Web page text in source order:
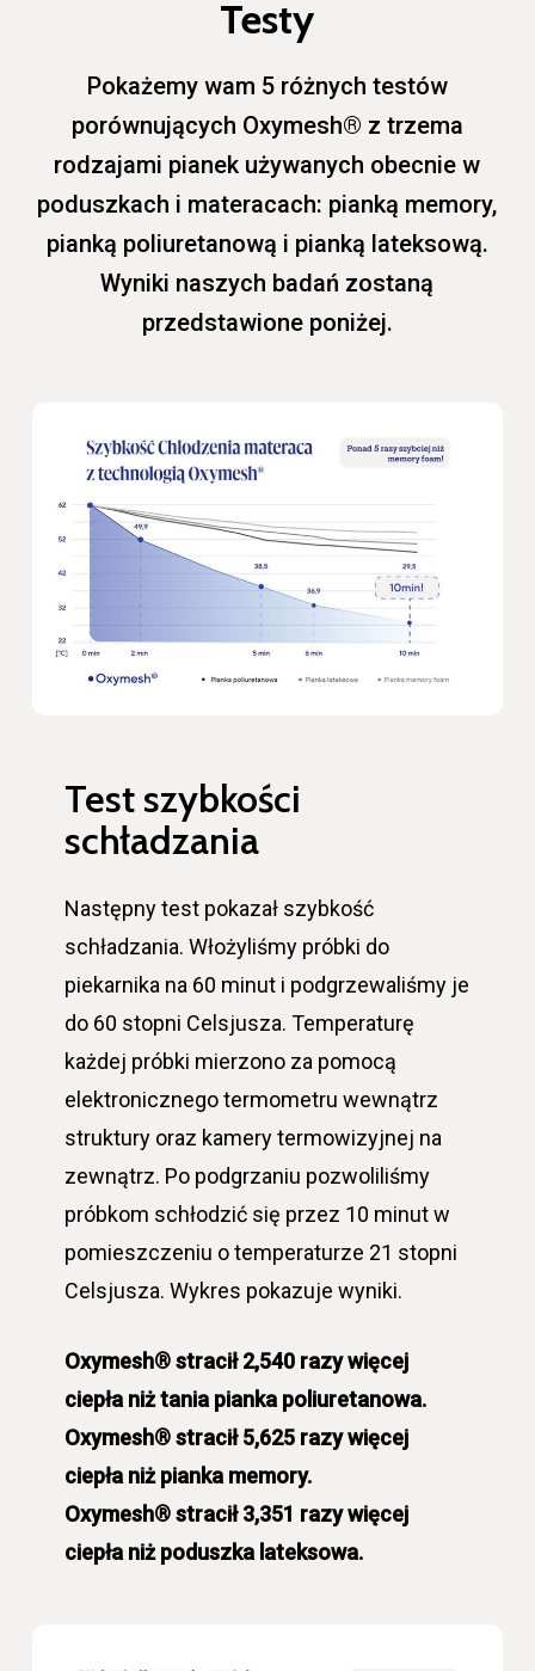
Testy
Pokażemy wam 5 różnych testów
porównujących Oxymesh® z trzema
rodzajami pianek używanych obecnie w
poduszkach i materacach: pianką memory,
pianką poliuretanową i pianką lateksową.
Wyniki naszych badań zostaną
przedstawione poniżej.
Test szybkości
schładzania
Następny test pokazał szybkość
schładzania. Włożyliśmy próbki do
piekarnika na 60 minut i podgrzewaliśmy je
do 60 stopni Celsjusza. Temperaturę
każdej próbki mierzono za pomocą
elektronicznego termometru wewnątrz
struktury oraz kamery termowizyjnej na
zewnątrz. Po podgrzaniu pozwoliliśmy
próbkom schłodzić się przez 10 minut w
pomieszczeniu o temperaturze 21 stopni
Celsjusza. Wykres pokazuje wyniki.
Oxymesh® stracił 2,540 razy więcej
ciepła niż tania pianka poliuretanowa.
Oxymesh® stracił 5,625 razy więcej
ciepła niż pianka memory.
Oxymesh® stracił 3,351 razy więcej
ciepła niż poduszka lateksowa.